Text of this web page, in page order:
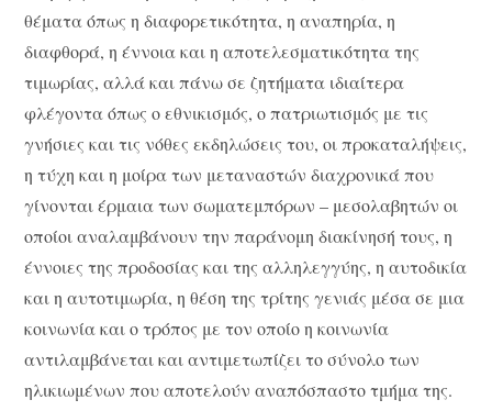
θέματα όπως η διαφορετικότητα, η αναπηρία, η
διαφθορά, η έννοια και η αποτελεσματικότητα της
τιμωρίας, αλλά και πάνω σε ζητήματα ιδιαίτερα
φλέγοντα όπως ο εθνικισμός, ο πατριωτισμός με τις
γνήσιες και τις νόθες εκδηλώσεις του, οι προκαταλήψεις,
η τύχη και η μοίρα των μεταναστών διαχρονικά που
γίνονται έρμαια των σωματεμπόρων – μεσολαβητών οι
οποίοι αναλαμβάνουν την παράνομη διακίνησή τους, η
έννοιες της προδοσίας και της αλληλεγγύης, η αυτοδικία
και η αυτοτιμωρία, η θέση της τρίτης γενιάς μέσα σε μια
κοινωνία και ο τρόπος με τον οποίο η κοινωνία
αντιλαμβάνεται και αντιμετωπίζει το σύνολο των
ηλικιωμένων που αποτελούν αναπόσπαστο τμήμα της.